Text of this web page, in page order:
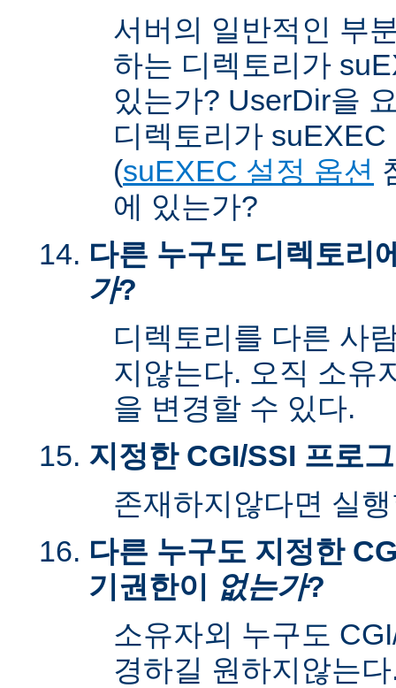
서버의 일반적인 부
하는 디렉토리가
있는가? UserDir을
디렉토리가
(suEXEC 설정 옵션
에 있는가?
다른 누구도 디렉토리
가?
디렉토리를 다른 사
지않는다. 오직 소유
을 변경할 수 있다.
지정한 CGI/SSI 프로
존재하지않다면 실
다른 누구도 지정한
기권한이
없는가?
소유자외 누구도
경하길 원하지않는